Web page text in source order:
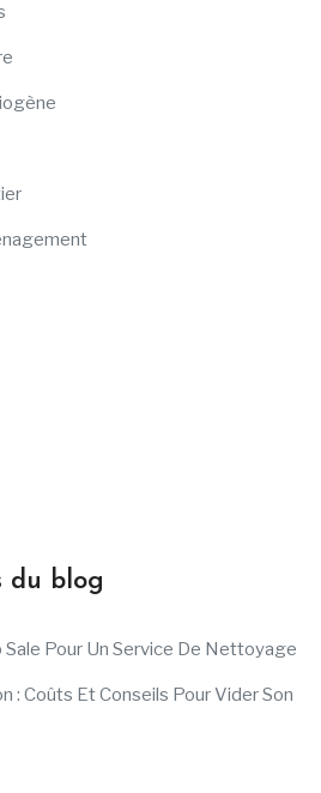
du blog
Sale Pour Un Service De Nettoyage
: Coûts Et Conseils Pour Vider Son